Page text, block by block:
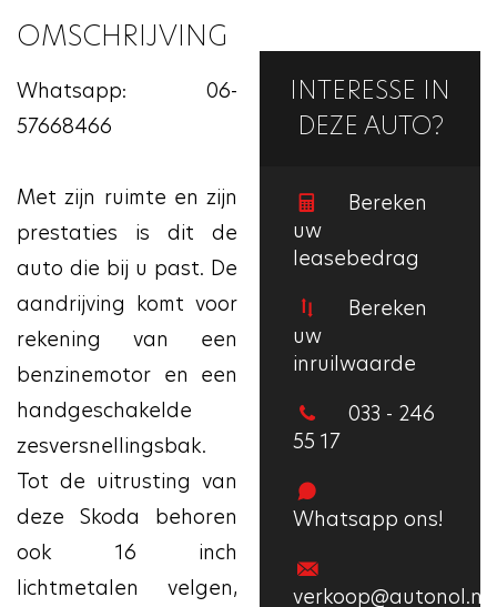
OMSCHRIJVING
Whatsapp: 06-
57668466
Met zijn ruimte en zijn
prestaties is dit de
auto die bij u past. De
aandrijving komt voor
rekening van een
benzinemotor en een
handgeschakelde
zesversnellingsbak.
Tot de uitrusting van
deze Skoda behoren
ook 16 inch
lichtmetalen velgen,
INTERESSE IN
DEZE AUTO?
Bereken
uw
leasebedrag
Bereken
uw
inruilwaarde
033 - 246
55 17
Whatsapp ons!
verkoop@autonol.nl